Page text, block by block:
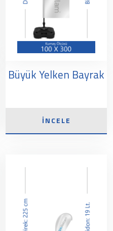
Büyük Yelken Bayrak
İNCELE